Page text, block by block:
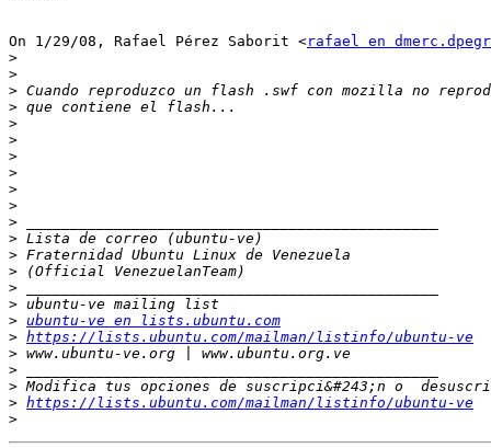
On 1/29/08, Rafael Pérez Saborit <rafael en
>
>
>
>
>
>
>
>
>
>
>
>
>
>
>
>
> ubuntu-ve en lists.ubuntu.com
> https://lists.ubuntu.com/mailman/listinfo/ubuntu-ve
>
>
>
> https://lists.ubuntu.com/mailman/listinfo/ubuntu-ve
>